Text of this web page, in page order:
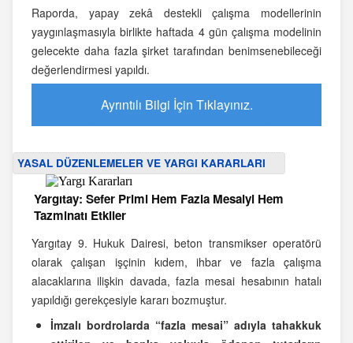
Raporda, yapay zekâ destekli çalışma modellerinin
yaygınlaşmasıyla birlikte haftada 4 gün çalışma modelinin
gelecekte daha fazla şirket tarafından benimsenebileceği
değerlendirmesi yapıldı.
Ayrıntılı Bilgi İçin Tıklayınız.
YASAL DÜZENLEMELER VE YARGI KARARLARI
Yargıtay: Sefer Primi Hem Fazla Mesaiyi Hem
Tazminatı Etkiler
Yargıtay 9. Hukuk Dairesi, beton transmikser operatörü
olarak çalışan işçinin kıdem, ihbar ve fazla çalışma
alacaklarına ilişkin davada, fazla mesai hesabının hatalı
yapıldığı gerekçesiyle kararı bozmuştur.
İmzalı bordrolarda “fazla mesai” adıyla tahakkuk